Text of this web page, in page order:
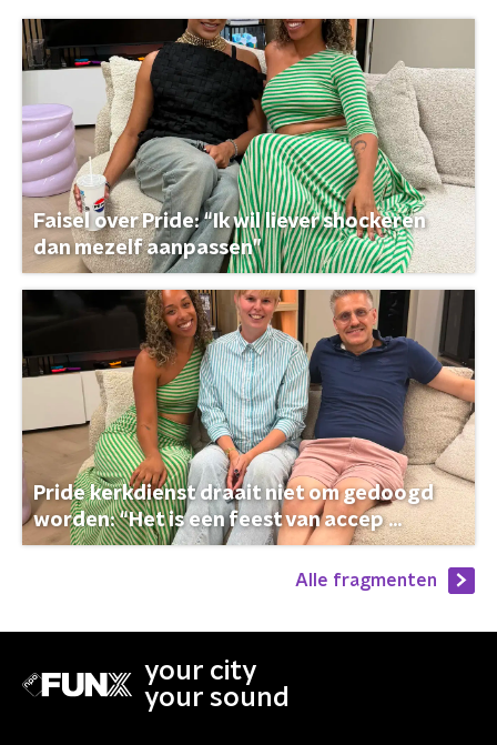
Faisel over Pride: “Ik wil liever shockeren
dan mezelf aanpassen”
Pride kerkdienst draait niet om gedoogd
worden: “Het is een feest van accep ...
Alle fragmenten
your city
your sound